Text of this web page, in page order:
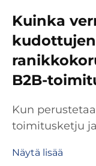
Kuinka
kudottujen
B2B-
Kun
toimitusketju
vertailu vaatii
Näytä lisää